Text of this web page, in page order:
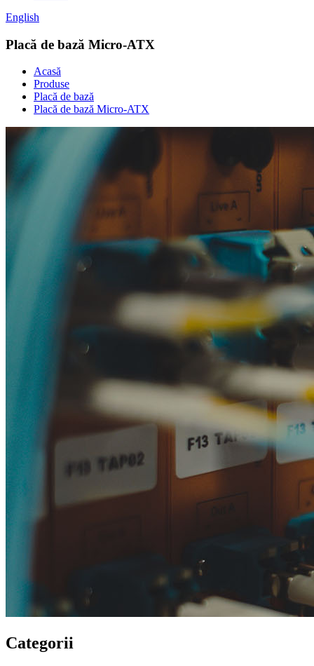
English
Placă de bază Micro-ATX
Acasă
Produse
Placă de bază
Placă de bază Micro-ATX
Categorii